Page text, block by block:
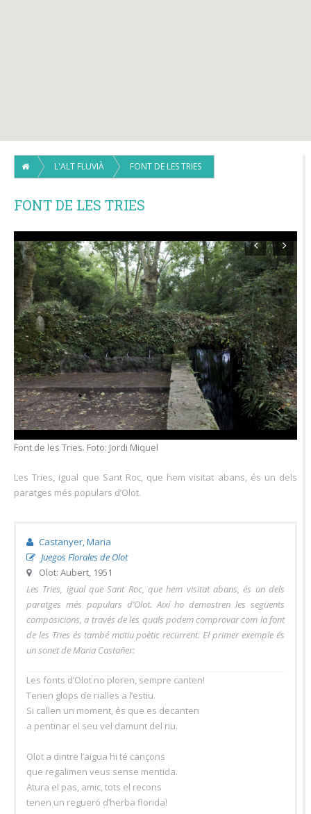
L'ALT FLUVIÀ FONT DE LES TRIES
FONT DE LES TRIES
Paratge de les Tries. Foto: Jordi Miquel
Les Tries, igual que Sant Roc, que hem visitat abans, és un dels
paratges més populars d’Olot.
Castanyer, Maria
Juegos Florales de Olot
Olot: Aubert, 1951
Les Tries, igual que Sant Roc, que hem visitat abans, és un dels
paratges més populars d’Olot. Així ho demostren les següents
composicions, a través de les quals podem comprovar com la font
de les Tries és també motiu poètic recurrent. El primer exemple és
un sonet de Maria Castañer:
Les fonts d’Olot no ploren, sempre canten!
Tenen glops de rialles a l’estiu.
Si callen un moment, és que es decanten
a pentinar el seu vel damunt del riu.
Olot a dintre l’aigua hi té cançons
que regalimen veus sense mentida.
Atura el pas, amic, tots el recons
tenen un regueró d’herba florida!